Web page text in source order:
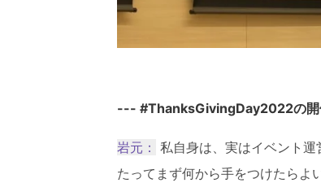
--- #ThanksGivingDay2022の開
岩元： 私自身は、実はイベント
たってまず何から手をつけたらよ